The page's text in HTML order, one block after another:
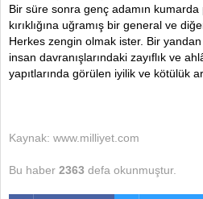
Bir süre sonra genç adamın
kırıklığına uğramış bir general ve
Herkes zengin olmak ister. Bir
insan davranışlarındaki zayıflık ve
yapıtlarında görülen iyilik ve kötülük
Kaynak: www.milliyet.com
Bu haber 2363 defa okunmuştur.